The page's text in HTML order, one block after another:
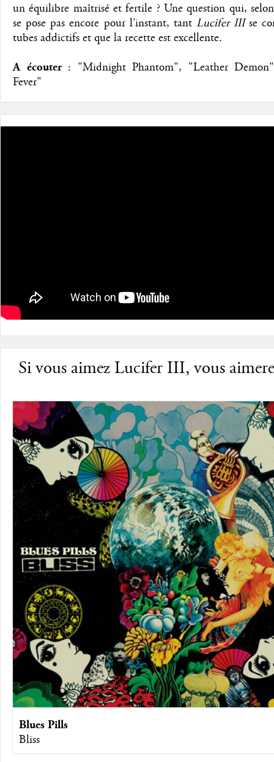
un équilibre maîtrisé et fertile ? Une question qui,
se pose pas encore pour l’instant, tant Lucifer IIIse
tubes addictifs et que la recette est excellente.
A écouter: "Midnight Phantom", "Leather
Fever"
Si vous aimez Lucifer III, vous
Blues Pills
Bliss